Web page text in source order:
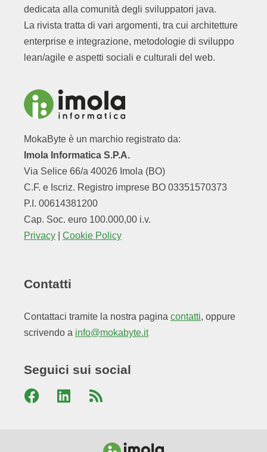
dedicata alla comunità degli sviluppatori java.
La rivista tratta di vari argomenti, tra cui architetture
enterprise e integrazione, metodologie di sviluppo
lean/agile e aspetti sociali e culturali del web.
MokaByte è un marchio registrato da:
Imola Informatica S.P.A.
Via Selice 66/a 40026 Imola (BO)
C.F. e Iscriz. Registro imprese BO 03351570373
P.I. 00614381200
Cap. Soc. euro 100.000,00 i.v.
Privacy
Cookie Policy
Contatti
Contattaci tramite la nostra pagina contatti, oppure
scrivendo a info@mokabyte.it
Seguici sui social